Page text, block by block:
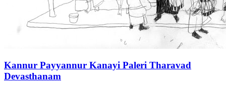
Kannur Payyannur Kanayi Paleri Tharavad
Devasthanam